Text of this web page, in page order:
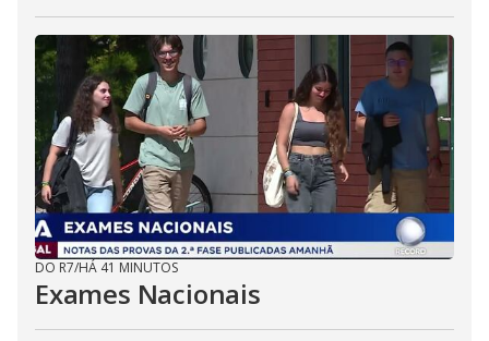
DO R7/HÁ 41 MINUTOS
Exames Nacionais